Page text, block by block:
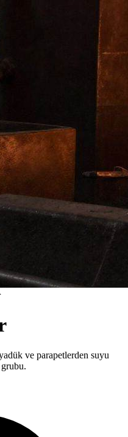
ve parapetlerden suyu